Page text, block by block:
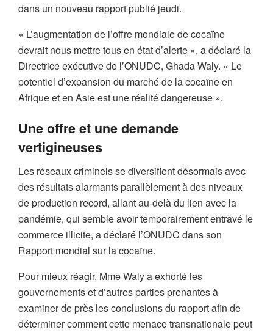
dans un nouveau rapport publié jeudi.
« L’augmentation de l’offre mondiale de cocaïne
devrait nous mettre tous en état d’alerte », a déclaré la
Directrice exécutive de l’ONUDC, Ghada Waly. « Le
potentiel d’expansion du marché de la cocaïne en
Afrique et en Asie est une réalité dangereuse ».
Une offre et une demande
vertigineuses
Les réseaux criminels se diversifient désormais avec
des résultats alarmants parallèlement à des niveaux
de production record, allant au-delà du lien avec la
pandémie, qui semble avoir temporairement entravé le
commerce illicite, a déclaré l’ONUDC dans son
Rapport mondial sur la cocaïne.
Pour mieux réagir, Mme Waly a exhorté les
gouvernements et d’autres parties prenantes à
examiner de près les conclusions du rapport afin de
déterminer comment cette menace transnationale peut